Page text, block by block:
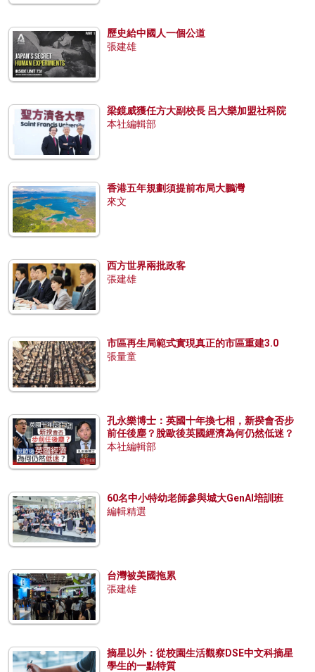
歷史給中國人一個公道
張建雄
梁鏡威獲任方大副校長 呂大樂加盟社科院
本社編輯部
香港五年規劃須提前布局大鵬灣
來文
西方世界兩批政客
張建雄
市區再生局範式實現真正的市區重建3.0
張量童
孔永樂博士：英國十年換七相，新揆會否步
前任後塵？脫歐後英國經濟為何仍然低迷？
本社編輯部
60名中小特幼老師參與城大GenAI培訓班
編輯精選
台灣被美國拖累
張建雄
摘星以外：從校園生活觀察DSE中文科摘星
學生的一點特質